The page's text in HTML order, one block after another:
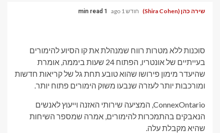
שירה כהן (Shira Cohen) חודש 1 ago 1 min read
סוכנות ללא מטרות רווח שמנהלת את קו הסיוע להימורים
בעייתיים של אונטריו, הפתוח 24 שעות ביממה, אומרת
שהיעדר מימון פירושו שהוא טובע תחת גל של קריאות חדשות
ומורכבות יותר לעזרה שנבעו משוק הימורים פתוח יותר.
ConnexOntario, המציעה שירותי האזנה וייעוץ לאנשים
הנאבקים בהתמכרות להימורים, אמרה שמספר השיחות
שהיא מקבלת עלה.